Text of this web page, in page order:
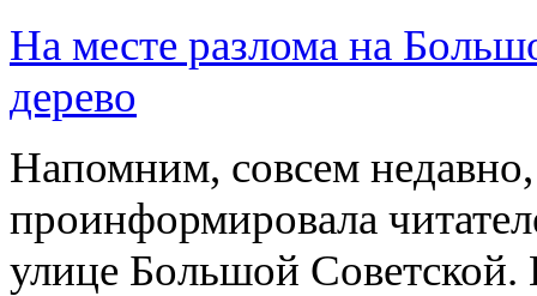
На месте разлома на
дерево
Напомним, совсем
проинформировала
улице Большой Советской.